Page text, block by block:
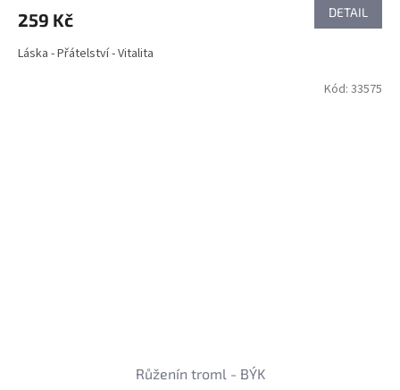
259 Kč DETAIL
Láska - Přátelství - Vitalita
Růženín troml - BÝK
Kód: 33575